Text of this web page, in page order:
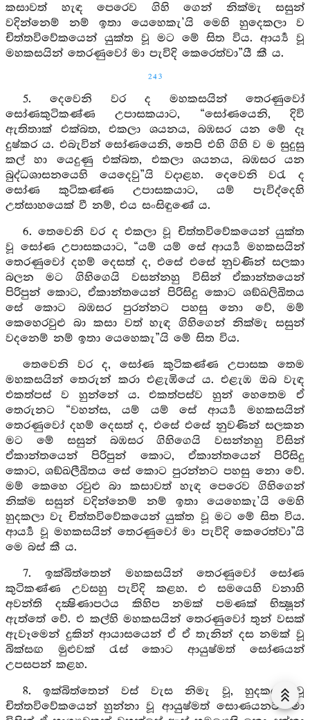
කසාවත් හැඳ පෙරෙව ගිහි ගෙන් නික්මැ සසුන්
වදින්නෙම් නම් ඉතා යෙහෙකැ’යි මෙහි හුදෙකලා ව
චිත්තවිවේකයෙන් යුක්ත වූ මට මේ සිත විය. ආර්‍ය්‍ය වූ
මහකසයින් තෙරණුවෝ මා පැවිදි කෙරෙත්වා”යී කී ය.
243
5. දෙවෙනි වර ද මහකසයින් තෙරණුවෝ
සෝණකුටිකණ්ණ උපාසකයාට, “සෝණයෙනි, දිවි
ඇතිතාක් එක්බත, එකලා ශයනය, බඹසර යන මේ දෑ
දුෂ්කර ය. එබැවින් සෝණයෙනි, තෙපි එහි ගිහි ව ම සුදුසු
කල් හා යෙදුණු එක්බත, එකලා ශයනය, බඹසර යන
බුද්ධශාසනයෙහි යෙදෙවු”යි වදාළහ. දෙවෙනි වරැ ද
සෝණ කුටිකණ්ණ උපාසකයාට, යම් පැවිද්දෙහි
උත්සාහයෙක් වී නම්, එය සංසිඳුණේ ය.
6. තෙවෙනි වර ද එකලා වූ චිත්තවිවේකයෙන් යුක්ත
වූ සෝණ උපාසකයාට, “යම් යම් සේ ආර්‍ය්‍ය මහකසයින්
තෙරණුවෝ දහම් දෙසත් ද, එසේ එසේ නුවණින් සලකා
බලන මට ගිහිගෙයි වසන්නහු විසින් ඒකාන්තයෙන්
පිරිපුන් කොට, ඒකාන්තයෙන් පිරිසිදු කොට ශඞ්ඛලිඛිතය
සේ කොට බඹසර පුරන්නට පහසු නො වේ, මම්
කෙහෙරවුළු බා කසා වත් හැඳ ගිහිගෙන් නික්මැ සසුන්
වදනෙම් නම් ඉතා යෙහෙකැ”යි මේ සිත විය.
තෙවෙනි වර ද, සෝණ කුටිකණ්ණ උපාසක තෙම
මහකසයින් තෙරුන් කරා එළැඹියේ ය. එළැඹ ඔබ වැඳ
එකත්පස් ව හුන්නේ ය. එකත්පස්ව හුන් හෙතෙම ඒ
තෙරුනට “වහන්ස, යම් යම් සේ ආර්‍ය්‍ය මහකසයින්
තෙරණුවෝ දහම් දෙසත් ද, එසේ එසේ නුවණින් සලකන
මට මේ සසුන් බඹසර ගිහිගෙයි වසන්නහු විසින්
ඒකාන්තයෙන් පිරිපුන් කොට, ඒකාන්තයෙන් පිරිසිදු
කොට, ශඞ්ඛලීඛිතය සේ කොට පුරන්නට පහසු නො වේ.
මම් කෙහෙ රවුළු බා කසාවත් හැඳ පෙරෙව ගිහිගෙන්
නික්ම සසුන් වදින්නෙම් නම් ඉතා යෙහෙකැ’යි මෙහි
හුදකලා වැ චිත්තවිවේකයෙන් යුක්ත වූ මට මේ සිත විය.
ආර්‍ය්‍ය වූ මහකසයින් තෙරණුවෝ මා පැවිදි කෙරෙත්වා”යි
මෙ බස් කී ය.
7. ඉක්බිත්තෙන් මහකසයින් තෙරණුවෝ සෝණ
කුටිකණ්ණ උවසහු පැවිදි කළහ. එ සමයෙහි වනාහි
අවන්ති දක්‍ෂිණාපථය කිහිප නමක් පමණක් භික්‍ෂූන්
ඇත්තේ වේ. එ කල්හි මහකසයින් තෙරණුවෝ තුන් වසක්
ඇවෑමෙන් දුකින් ආයාසයෙන් ඒ ඒ තැනින් දස නමක් වූ
බික්සඟ මුළුවක් රැස් කොට ආයුෂ්මත් සෝණයන්
උපසපන් කළහ.
8. ඉක්බිත්තෙන් වස් වැස නිමැ වූ, හුදකලා වූ
චිත්තවිවේකයෙන් හුන්නා වූ ආයුෂ්මත් සොණයනට “මා